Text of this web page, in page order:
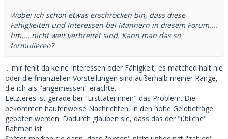
Wobei ich schon etwas erschrocken bin, dass diese
Fähigkeiten und Interessen bei Männern in diesem Forum....
hm.... nicht weit verbreitet sind. Kann man das so
formulieren?
... mir fehlt da keine Interessen oder Fähigkeit, es matched halt nie
oder die finanziellen Vorstellungen sind außerhalb meiner Range,
die ich als "angemessen" erachte.
Letzteres ist gerade bei "Ersttäterinnen" das Problem. Die
bekommen haufenweise Nachrichten, in den hohe Geldbeträge
geboten werden. Dadurch glauben sie, dass das der "übliche"
Rahmen ist.